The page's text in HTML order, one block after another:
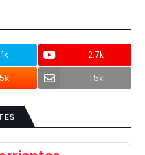
2.7k
1.5k